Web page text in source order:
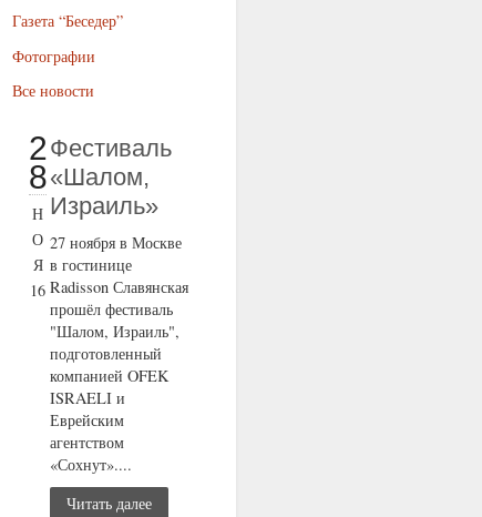
Газета “Беседер”
Фотографии
Все новости
2
8
Н
О
Я
16
Фестиваль
«Шалом,
Израиль»
27 ноября в Москве
в гостинице
Radisson Славянская
прошёл фестиваль
"Шалом, Израиль",
подготовленный
компанией OFEK
ISRAELI и
Еврейским
агентством
«Сохнут»....
Читать далее